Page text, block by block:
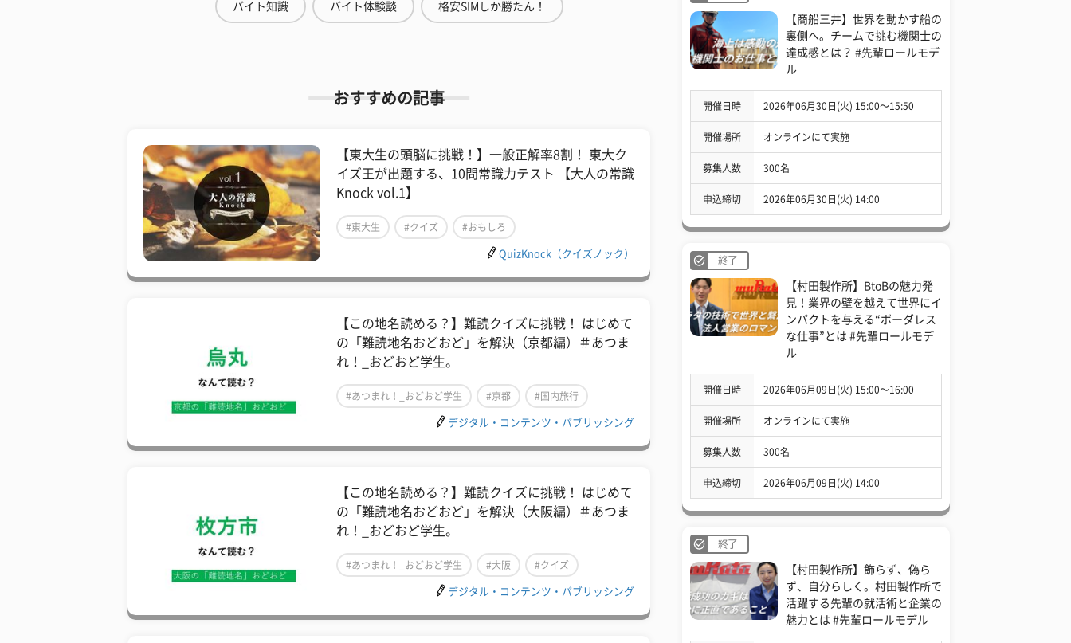
バイト知識 バイト体験談 格安SIMしか勝たん！
おすすめの記事
【東大生の頭脳に挑戦！】一般正解率8割！ 東大ク
イズ王が出題する、10問常識力テスト 【大人の常識
Knock vol.1】
#東大生 #クイズ #おもしろ
QuizKnock（クイズノック）
【この地名読める？】難読クイズに挑戦！ はじめて
の「難読地名おどおど」を解決（京都編）＃あつま
れ！_おどおど学生。
#あつまれ！_おどおど学生 #京都 #国内旅行
デジタル・コンテンツ・パブリッシング
【この地名読める？】難読クイズに挑戦！ はじめて
の「難読地名おどおど」を解決（大阪編）＃あつま
れ！_おどおど学生。
#あつまれ！_おどおど学生 #大阪 #クイズ
デジタル・コンテンツ・パブリッシング
【商船三井】世界を動かす船の
裏側へ。チームで挑む機関士の
達成感とは？ #先輩ロールモデ
ル
開催日時 2026年06月30日(火) 15:00〜15:50
開催場所 オンラインにて実施
募集人数 300名
申込締切 2026年06月30日(火) 14:00
終了
【村田製作所】BtoBの魅力発
見！業界の壁を越えて世界にイ
ンパクトを与える“ボーダレス
な仕事”とは #先輩ロールモデ
ル
開催日時 2026年06月09日(火) 15:00〜16:00
開催場所 オンラインにて実施
募集人数 300名
申込締切 2026年06月09日(火) 14:00
終了
【村田製作所】飾らず、偽ら
ず、自分らしく。村田製作所で
活躍する先輩の就活術と企業の
魅力とは #先輩ロールモデル